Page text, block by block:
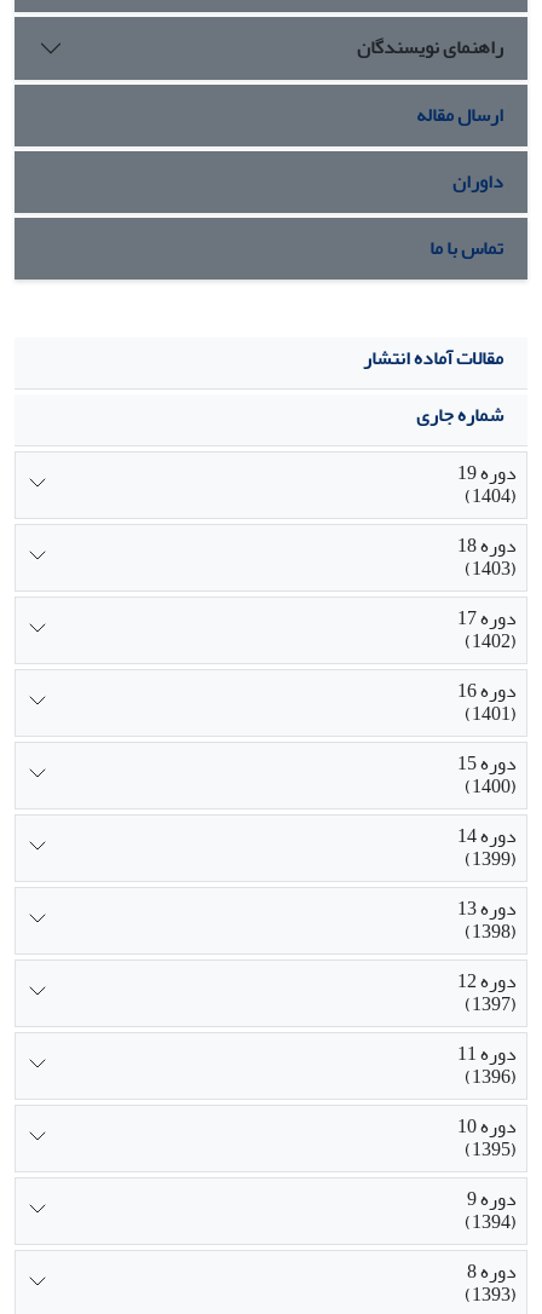
راهنمای نویسندگان
ارسال مقاله
داوران
تماس با ما
مقالات آماده انتشار
شماره جاری
دوره 19
(1404)
دوره 18
(1403)
دوره 17
(1402)
دوره 16
(1401)
دوره 15
(1400)
دوره 14
(1399)
دوره 13
(1398)
دوره 12
(1397)
دوره 11
(1396)
دوره 10
(1395)
دوره 9
(1394)
دوره 8
(1393)